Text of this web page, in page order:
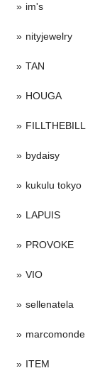
im's
nityjewelry
TAN
HOUGA
FILLTHEBILL
bydaisy
kukulu tokyo
LAPUIS
PROVOKE
VIO
sellenatela
marcomonde
ITEM